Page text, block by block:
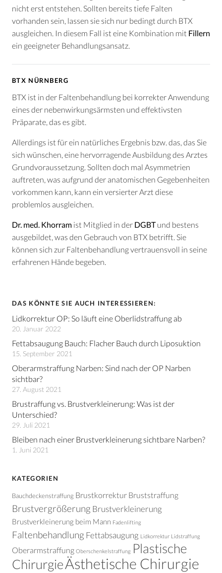
nicht erst entstehen. Sollten bereits tiefe Falten
vorhanden sein, lassen sie sich nur bedingt durch BTX
ausgleichen. In diesem Fall ist eine Kombination mit Fillern
ein geeigneter Behandlungsansatz.
BTX NÜRNBERG
BTX ist in der Faltenbehandlung bei korrekter Anwendung
eines der nebenwirkungsärmsten und effektivsten
Präparate, das es gibt.
Allerdings ist für ein natürliches Ergebnis bzw. das, das Sie
sich wünschen, eine hervorragende Ausbildung des Arztes
Grundvoraussetzung. Sollten doch mal Asymmetrien
auftreten, was aufgrund der anatomischen Gegebenheiten
vorkommen kann, kann ein versierter Arzt diese
problemlos ausgleichen.
Dr. med. Khorram ist Mitglied in der DGBTund bestens
ausgebildet, was den Gebrauch von BTX betrifft. Sie
können sich zur Faltenbehandlung vertrauensvoll in seine
erfahrenen Hände begeben.
DAS KÖNNTE SIE AUCH INTERESSIEREN:
Lidkorrektur OP: So läuft eine Oberlidstraffung ab
20. Januar 2022
Fettabsaugung Bauch: Flacher Bauch durch Liposuktion
15. September 2021
Oberarmstraffung Narben: Sind nach der OP Narben
sichtbar?
27. August 2021
Brustraffung vs. Brustverkleinerung: Was ist der
Unterschied?
29. Juli 2021
Bleiben nach einer Brustverkleinerung sichtbare Narben?
1. Juni 2021
KATEGORIEN
Bauchdeckenstraffung Brustkorrektur Bruststraffung
Brustvergrößerung Brustverkleinerung
Brustverkleinerung beim Mann Fadenlifting
Faltenbehandlung Fettabsaugung Lidkorrektur Lidstraffung
Oberarmstraffung Oberschenkelstraffung Plastische
ChirurgieÄsthetische Chirurgie